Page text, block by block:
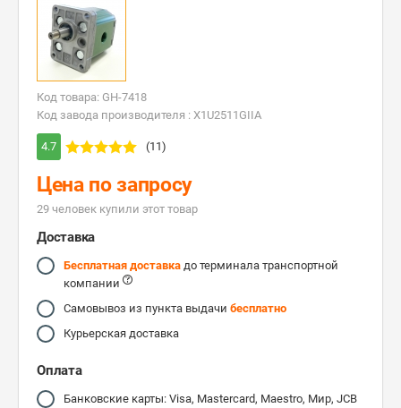
Код товара: GH-7418
Код завода производителя : X1U2511GIIA
4.7 (11)
Цена по запросу
29 человек купили этот товар
Доставка
Бесплатная доставка до терминала транспортной
компании
Самовывоз из пункта выдачи бесплатно
Курьерская доставка
Оплата
Банковские карты: Visa, Mastercard, Maestro, Мир, JCB